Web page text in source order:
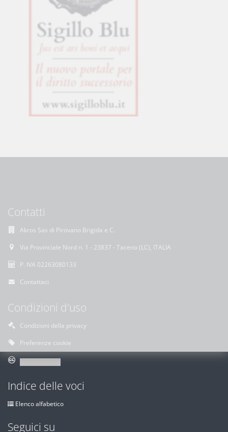
Contatti
Akros Sas di Pirovano Brigida e C.
Via Provinciale Nord n. 1 - 23837 - Taceno (LC), ITALIA
P. IVA 02263080133
Contattaci
Condizioni d'uso
Condizioni della privacy
Preferenze cookie
Indice delle voci
Elenco alfabetico
Seguici su